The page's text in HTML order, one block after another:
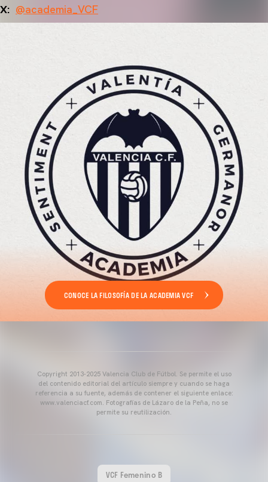
X: @academia_VCF
CONOCE LA FILOSOFÍA DE LA ACADEMIA VCF
Copyright 2013-2025 Valencia Club de Fútbol. Se permite el uso
del contenido editorial del artículo siempre y cuando se haga
referencia a su fuente, además de contener el siguiente enlace:
www.valenciacf.com. Fotografías de Lázaro de la Peña, no se
permite su reutilización.
VCF Femenino B